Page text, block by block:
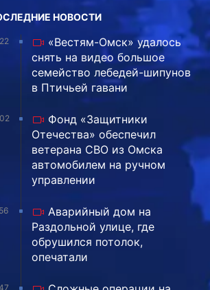
НОВОСТИ
«Вестям-Омск» удалось
снять на видео большое
семейство лебедей-шипунов
в Птичьей гавани
Фонд «Защитники
Отечества» обеспечил
ветерана СВО из Омска
автомобилем на ручном
управлении
Аварийный дом на
Раздольной улице, где
обрушился потолок,
опечатали